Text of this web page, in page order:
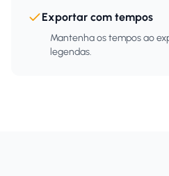
Exportar com tempos
Mantenha os tempos ao
legendas.